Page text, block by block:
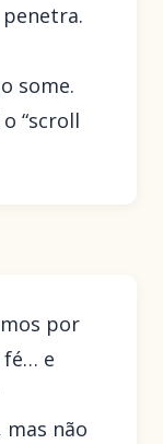
some.
“scroll
por
fé… e
mas não